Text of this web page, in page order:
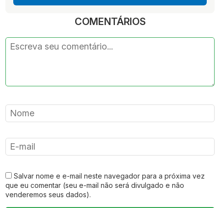
COMENTÁRIOS
Salvar nome e e-mail neste navegador para a próxima vez
que eu comentar (seu e-mail não será divulgado e não
venderemos seus dados).